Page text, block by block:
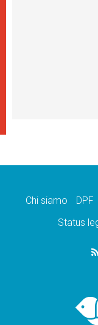
Chi siamo DPF
Status